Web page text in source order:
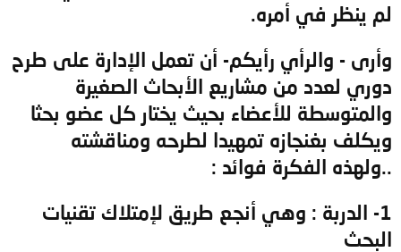
لم ينظر في أمره.
وأرى - والرأي رأيكم- أن تعمل الإدارة على طرح
دوري لعدد من مشاريع الأبحاث الصغيرة
والمتوسطة للأعضاء بحيث يختار كل عضو بحثا
ويكلف بغنجازه تمهيدا لطرحه ومناقشته
..ولهذه الفكرة فوائد :
1- الدربة : وهي أنجع طريق لإمتلاك تقنيات
البحث